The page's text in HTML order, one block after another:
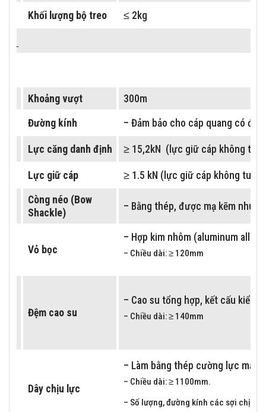
Khối lượng bộ treo ≤ 2kg
Khoảng vượt 300m
Đường kính – Đảm bảo cho cáp quang có
Lực căng danh định ≥ 15,2kN (lực giữ cáp không
Lực giữ cáp ≥ 1.5 kN (lực giữ cáp không
Còng néo (Bow
Shackle)
– Bằng thép, được mạ kẽm
Vỏ bọc
– Hợp kim nhôm (aluminum alloy).
– Chiều dài: ≥ 120mm
Đệm cao su
– Cao su tổng hợp, kết cấu kiểu
– Chiều dài: ≥ 140mm
Dây chịu lực
– Làm bằng thép cường lực mạ
– Chiều dài: ≥ 1100mm.
– Số lượng, đường kính các sợi chịu